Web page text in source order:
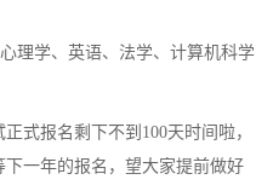
理学、英语、法学、计算机科学
式报名剩下不到100天时间啦，
一年的报名，望大家提前做好